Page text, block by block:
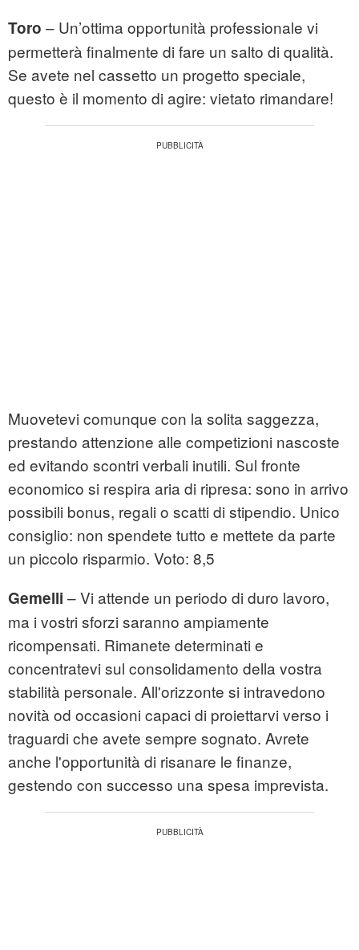
Toro – Un’ottima opportunità professionale vi
permetterà finalmente di fare un salto di qualità.
Se avete nel cassetto un progetto speciale,
questo è il momento di agire: vietato rimandare!
Muovetevi comunque con la solita saggezza,
prestando attenzione alle competizioni nascoste
ed evitando scontri verbali inutili. Sul fronte
economico si respira aria di ripresa: sono in arrivo
possibili bonus, regali o scatti di stipendio. Unico
consiglio: non spendete tutto e mettete da parte
un piccolo risparmio. Voto: 8,5
Gemelli – Vi attende un periodo di duro lavoro,
ma i vostri sforzi saranno ampiamente
ricompensati. Rimanete determinati e
concentratevi sul consolidamento della vostra
stabilità personale. All'orizzonte si intravedono
novità od occasioni capaci di proiettarvi verso i
traguardi che avete sempre sognato. Avrete
anche l'opportunità di risanare le finanze,
gestendo con successo una spesa imprevista.